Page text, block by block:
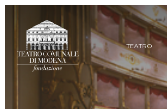
Skip
content
TEATRO